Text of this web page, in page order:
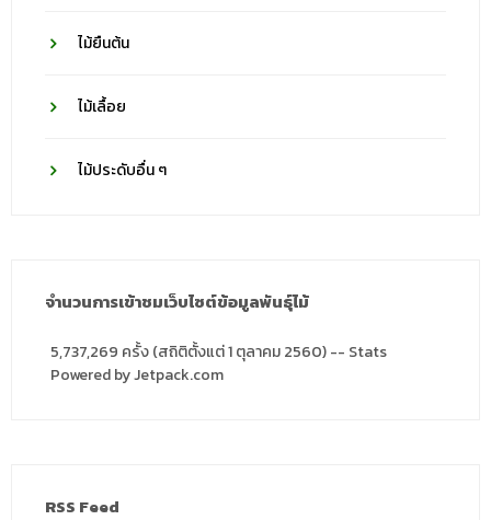
ไม้ยืนต้น
ไม้เลื้อย
ไม้ประดับอื่น ๆ
จำนวนการเข้าชมเว็บไซต์ข้อมูลพันธุ์ไม้
5,737,269 ครั้ง (สถิติตั้งแต่ 1 ตุลาคม 2560) -- Stats
Powered by Jetpack.com
RSS Feed